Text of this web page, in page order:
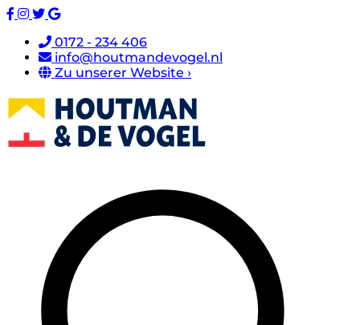
0172 - 234 406
info@houtmandevogel.nl
Zu unserer Website ›